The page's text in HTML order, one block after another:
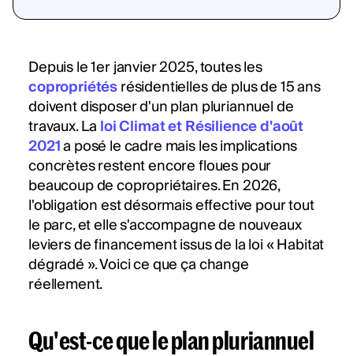
Depuis le 1er janvier 2025, toutes les
copropriétésrésidentielles de plus de 15 ans
doivent disposer d'un plan pluriannuel de
travaux. Laloi Climat et Résilience d'août
2021a posé le cadre mais les implications
concrètes restent encore floues pour
beaucoup de copropriétaires. En 2026,
l'obligation est désormais effective pour tout
le parc, et elle s'accompagne de nouveaux
leviers de financement issus de la loi « Habitat
dégradé ». Voici ce que ça change
réellement.
Qu'est-ce que le plan pluriannuel